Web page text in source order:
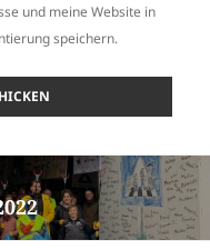
und meine Website in
speichern.